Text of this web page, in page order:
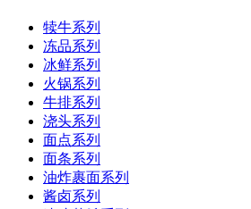
犊牛系列
冻品系列
冰鲜系列
火锅系列
牛排系列
浇头系列
面点系列
面条系列
油炸裹面系列
酱卤系列